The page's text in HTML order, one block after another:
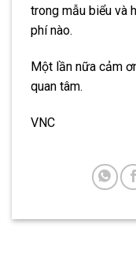
trong mẫu biểu và
phí nào.
Một lần nữa cảm
quan tâm.
VNC